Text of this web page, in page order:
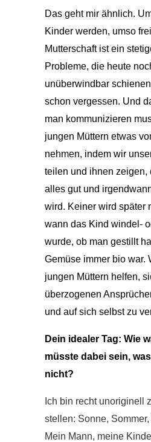
Das geht mir ähnlich.
Kinder werden, umso
Mutterschaft ist ein
Probleme, die heute
unüberwindbar
schon vergessen. Und
man kommunizieren
jungen Müttern etwas
nehmen, indem wir
teilen und ihnen zeigen,
alles gut und
wird. Keiner wird später
wann das Kind windel-
wurde, ob man gestillt
Gemüse immer bio war.
jungen Müttern helfen,
überzogenen
und auf sich selbst zu
Dein idealer Tag: Wie
müsste dabei sein, was
nicht?
Ich bin recht unoriginell
stellen: Sonne,
Mein Mann, meine